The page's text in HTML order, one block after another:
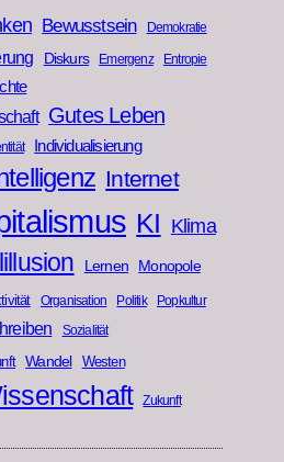
Bewusstsein Demokratie
Diskurs Emergenz
Entropie
Gutes Leben
Individualisierung
Internet
KI Klima
Lernen Monopole
Organisation Politik Popkultur
Sozialität
Wandel Westen
Zukunft